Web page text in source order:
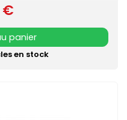
pour plus de confort
également les COLLIERS
assortis
€
panier
en stock